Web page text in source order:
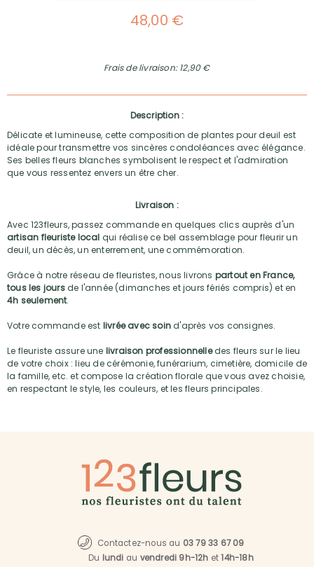
48,00 €
Frais de livraison: 12,90 €
Description :
Délicate et lumineuse, cette composition de plantes pour deuil est
idéale pour transmettre vos sincères condoléances avec élégance.
Ses belles fleurs blanches symbolisent le respect et l'admiration
que vous ressentez envers un être cher.
Livraison :
Avec 123fleurs, passez commande en quelques clics auprès d'un
artisan fleuriste local qui réalise ce bel assemblage pour fleurir un
deuil, un décès, un enterrement, une commémoration.
Grâce à notre réseau de fleuristes, nous livrons partout en France,
tous les joursde l'année (dimanches et jours fériés compris) et en
4h seulement.
Votre commande est livrée avec soind'après vos consignes.
Le fleuriste assure une livraison professionnelledes fleurs sur le lieu
de votre choix : lieu de cérémonie, funérarium, cimetière, domicile de
la famille, etc. et compose la création florale que vous avez choisie,
en respectant le style, les couleurs, et les fleurs principales.
Contactez-nous au 03 79 33 67 09
Du lundi au vendredi 9h-12h et14h-18h